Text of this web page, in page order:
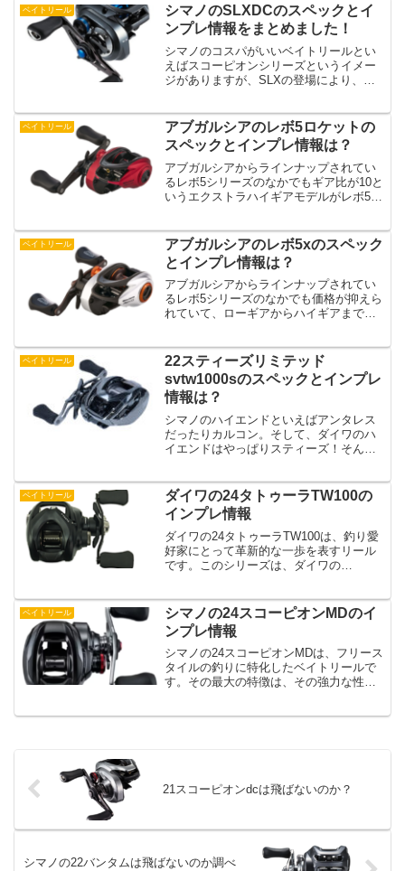
ベイトリール
シマノのSLXDCのスペックとイ
ンプレ情報をまとめました！
シマノのコスパがいいベイトリールとい
えばスコーピオンシリーズというイメー
ジがありますが、SLXの登場により、コ
なSLXシリーズ。今回はSLXシリーズの
なかでもDCブレ...
ベイトリール
アブガルシアのレボ5ロケットの
スペックとインプレ情報は？
アブガルシアからラインナップされてい
るレボ5シリーズのなかでもギア比が10と
いうエクストラハイギアモデルがレボ5ロ
する人はレボ5ロケットを検討したいです
よね。そんなレボ...
ベイトリール
アブガルシアのレボ5xのスペック
とインプレ情報は？
アブガルシアからラインナップされてい
るレボ5シリーズのなかでも価格が抑えら
れていて、ローギアからハイギアまでラ
なくなっていますが、レボ5xのような価
格が抑えられていて...
ベイトリール
22スティーズリミテッド
svtw1000sのスペックとインプレ
情報は？
シマノのハイエンドといえばアンタレス
だったりカルコン。そして、ダイワのハ
イエンドはやっぱりスティーズ！そんな
ギア化されてシャロースプールされたモ
デルが７月が発売日として...
ベイトリール
ダイワの24タトゥーラTW100の
インプレ情報
ダイワの24タトゥーラTW100は、釣り愛
好家にとって革新的な一歩を表すリール
です。このシリーズは、ダイワの
幅に向上しています。この設計思想は、
耐久性、回...
ベイトリール
シマノの24スコーピオンMDのイ
ンプレ情報
シマノの24スコーピオンMDは、フリース
タイルの釣りに特化したベイトリールで
す。その最大の特徴は、その強力な性能
21スコーピオンdcは飛ばないのか？
シマノの22バンタムは飛ばないのか調べ